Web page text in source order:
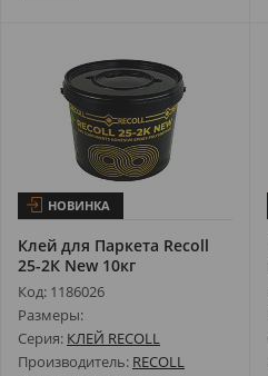
НОВИНКА
Клей для Паркета Recoll
25-2К New 10кг
Код: 1186026
Размеры:
Серия: КЛЕЙ RECOLL
Производитель: RECOLL